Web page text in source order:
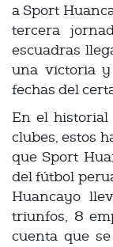
a Sport
tercera
escuadras
una victoria
fechas del
En el historial
clubes, estos
que Sport
del fútbol
Huancayo
triunfos, 8
cuenta que